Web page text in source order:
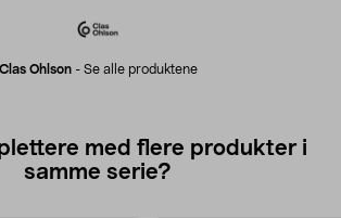
Clas Ohlson- Se alle produktene
med flere produkter i
samme serie?